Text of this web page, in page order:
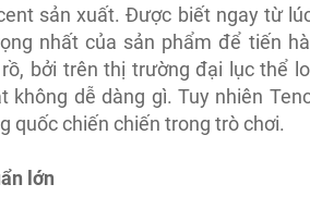
sản xuất. Được biết ngay từ
nhất của sản phẩm để tiến
bởi trên thị trường đại lục thể
không dễ dàng gì. Tuy nhiên
quốc chiến chiến trong trò chơi.
lớn